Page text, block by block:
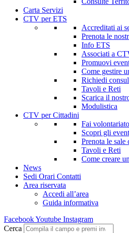
Carta Servizi
CTV per ETS
Accreditati ai
Prenota le
Info ETS
Associati a
Promuovi
Come gestire
Richiedi
Tavoli e Reti
Scarica il
Modulistica
CTV per Cittadini
Fai volontariato
Scopri gli
Prenota le
Tavoli e Reti
Come creare
News
Sedi Orari Contatti
Area riservata
Accedi all’area
Guida informativa
FacebookYoutube Instagram
Cerca